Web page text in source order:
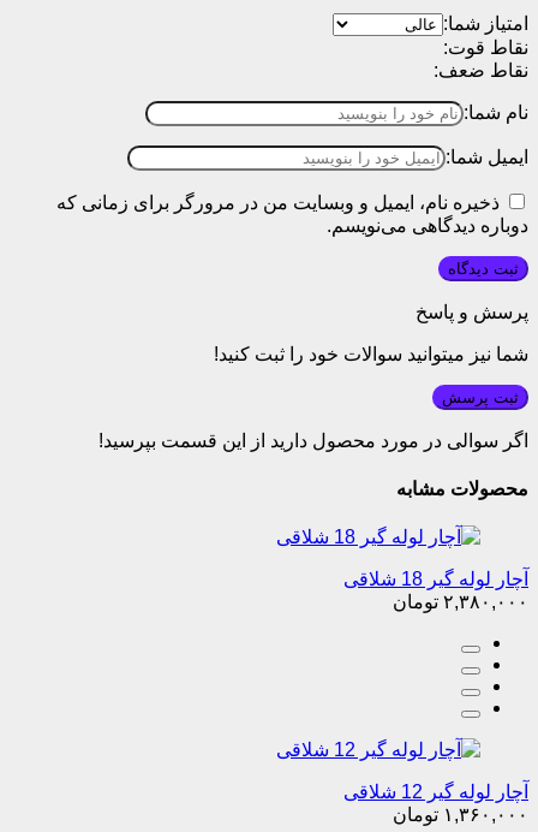
امتیاز شما:
نقاط قوت:
نقاط ضعف:
نام شما:
ایمیل شما:
ذخیره نام، ایمیل و وبسایت من در مرورگر برای زمانی که
دوباره دیدگاهی می‌نویسم.
پرسش و پاسخ
شما نیز میتوانید سوالات خود را ثبت کنید!
ثبت پرسش
اگر سوالی در مورد محصول دارید از این قسمت بپرسید!
محصولات مشابه
آچار لوله گیر 18 شلاقی
۲,۳۸۰,۰۰۰ تومان
آچار لوله گیر 12 شلاقی
۱,۳۶۰,۰۰۰ تومان